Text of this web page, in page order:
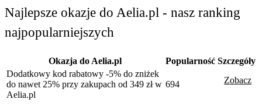
Najlepsze okazje do Aelia.pl - nasz ranking
najpopularniejszych
Okazja do Aelia.pl Popularność Szczegóły
Dodatkowy kod rabatowy -5% do zniżek
do nawet 25% przy zakupach od 349 zł w
Aelia.pl
694 Zobacz